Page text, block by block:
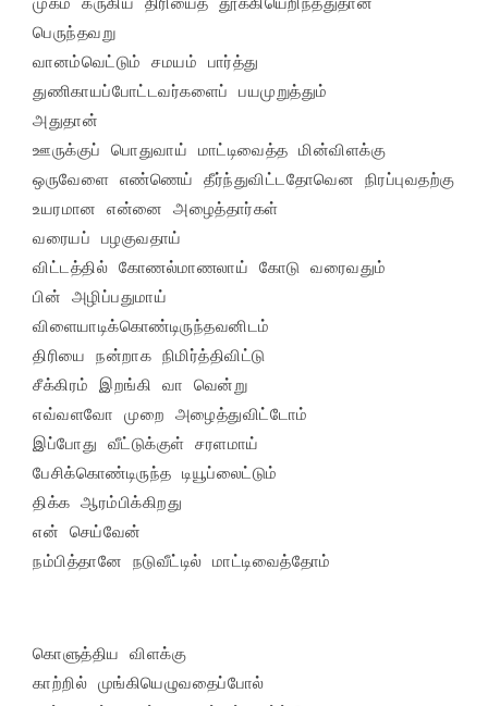
பெருந்தவறு
வானம்வெட்டும் சமயம் பார்த்து
துணிகாயப்போட்டவர்களைப் பயமுறுத்தும்
அதுதான்
ஊருக்குப் பொதுவாய் மாட்டிவைத்த மின்விளக்கு
ஒருவேளை எண்ணெய் தீர்ந்துவிட்டதோவென நிரப்புவதற்கு
உயரமான என்னை அழைத்தார்கள்
வரையப் பழகுவதாய்
விட்டத்தில் கோணல்மாணலாய் கோடு வரைவதும்
பின் அழிப்பதுமாய்
விளையாடிக்கொண்டிருந்தவனிடம்
திரியை நன்றாக நிமிர்த்திவிட்டு
சீக்கிரம் இறங்கி வா வென்று
எவ்வளவோ முறை அழைத்துவிட்டோம்
இப்போது வீட்டுக்குள் சரளமாய்
பேசிக்கொண்டிருந்த டியூப்லைட்டும்
திக்க ஆரம்பிக்கிறது
என் செய்வேன்
நம்பித்தானே நடுவீட்டில் மாட்டிவைத்தோம்
கொளுத்திய விளக்கு
காற்றில் முங்கியெழுவதைப்போல்